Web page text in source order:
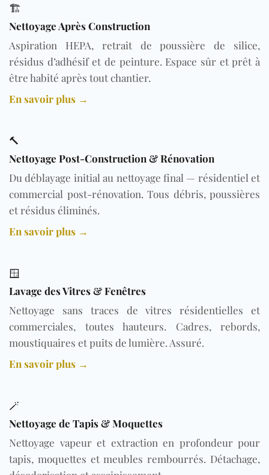
🏗️
Nettoyage Après Construction
Aspiration HEPA, retrait de poussière de silice,
résidus d’adhésif et de peinture. Espace sûr et prêt à
être habité après tout chantier.
En savoir plus →
🔨
Nettoyage Post-Construction & Rénovation
Du déblayage initial au nettoyage final — résidentiel et
commercial post-rénovation. Tous débris, poussières
et résidus éliminés.
En savoir plus →
🪟
Lavage des Vitres & Fenêtres
Nettoyage sans traces de vitres résidentielles et
commerciales, toutes hauteurs. Cadres, rebords,
moustiquaires et puits de lumière. Assuré.
En savoir plus →
🪄
Nettoyage de Tapis & Moquettes
Nettoyage vapeur et extraction en profondeur pour
tapis, moquettes et meubles rembourrés. Détachage,